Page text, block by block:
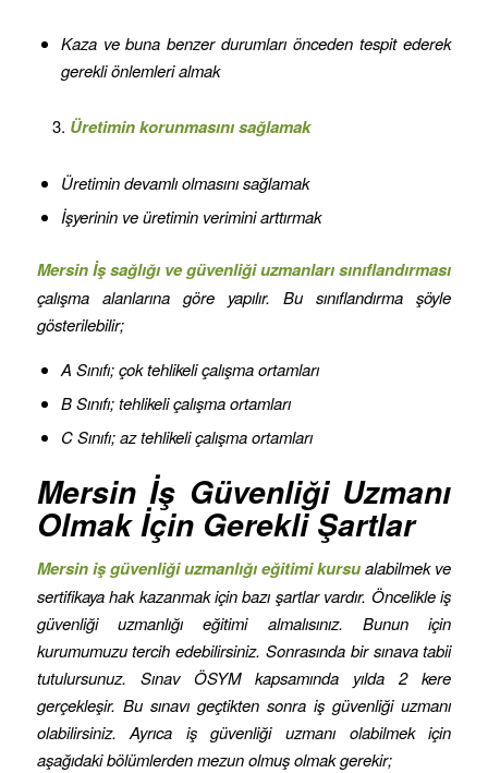
Kaza ve buna benzer durumları önceden tespit ederek
gerekli önlemleri almak
Üretimin korunmasını sağlamak
Üretimin devamlı olmasını sağlamak
İşyerinin ve üretimin verimini arttırmak
Mersin İş sağlığı ve güvenliği uzmanları sınıflandırması
çalışma alanlarına göre yapılır. Bu sınıflandırma şöyle
gösterilebilir;
A Sınıfı; çok tehlikeli çalışma ortamları
B Sınıfı; tehlikeli çalışma ortamları
C Sınıfı; az tehlikeli çalışma ortamları
Mersin İş Güvenliği Uzmanı
Olmak İçin Gerekli Şartlar
Mersin iş güvenliği uzmanlığı eğitimi kursualabilmek ve
sertifikaya hak kazanmak için bazı şartlar vardır. Öncelikle iş
güvenliği uzmanlığı eğitimi almalısınız. Bunun için
kurumumuzu tercih edebilirsiniz. Sonrasında bir sınava tabii
tutulursunuz. Sınav ÖSYM kapsamında yılda 2 kere
gerçekleşir. Bu sınavı geçtikten sonra iş güvenliği uzmanı
olabilirsiniz. Ayrıca iş güvenliği uzmanı olabilmek için
aşağıdaki bölümlerden mezun olmuş olmak gerekir;